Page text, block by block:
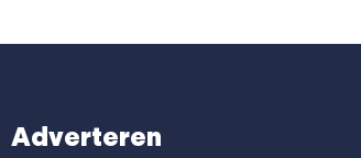
Adverteren